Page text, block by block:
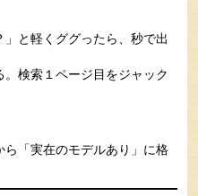
」と軽くググったら、秒で出
検索１ページ目をジャック
「実在のモデルあり」に格